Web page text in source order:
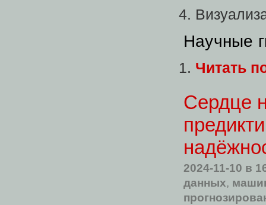
Научные
Читать
Сердце
2024-11-10 в
данных,